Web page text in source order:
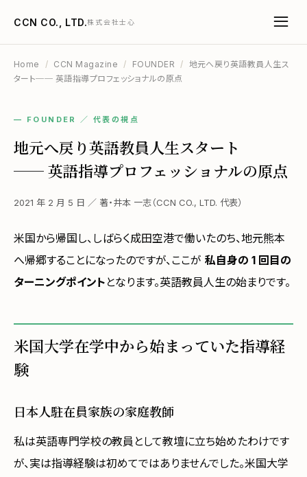
CCN CO., LTD.株式会社士心
Home / CCN Magazine / FOUNDER / 地元へ戻り英語教員人生ス
タート── 英語指導プロフェッショナルの原点
— FOUNDER ／ 代表の視点
地元へ戻り英語教員人生スタート
── 英語指導プロフェッショナルの原点
2021 年 2 月 5 日 ／ 著・井本 一志（CCN CO., LTD. 代表）
米国から帰国し、しばらく成田空港で働いたのち、地元熊本
へ帰郷することになったのですが、ここが 私自身の 1 回目の
ターニングポイント となります。英語教員人生の始まりです。
米国大学在学中から始まっていた指導経
験
日本人駐在員家族の家庭教師
私は英語専門学校の教員として教壇に立ち始めたわけです
が、実は指導経験は初めてではありませんでした。米国大学